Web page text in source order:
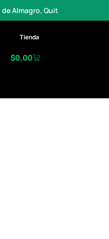
Envios a todo el
Tienda
$0,00